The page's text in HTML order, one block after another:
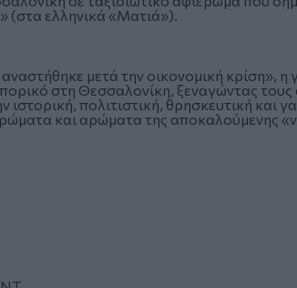
(στα ελληνικά «Ματιά»).
μετά την οικονομική κρίση»,
στη Θεσσαλονίκη, ξεναγώντας
ιστορική, πολιτιστική, θρησκευτική και
και αρώματα της αποκαλούμενης